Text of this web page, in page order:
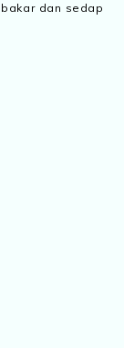
dan sedap